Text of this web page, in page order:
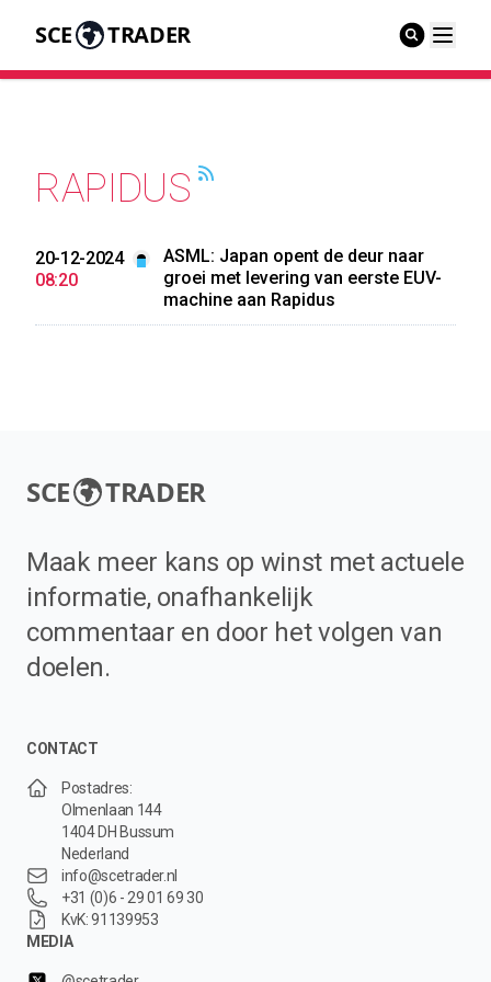
SCE TRADER
RAPIDUS
20-12-2024
08:20
ASML: Japan opent de deur naar
groei met levering van eerste EUV-
machine aan Rapidus
SCE TRADER
Maak meer kans op winst met actuele
informatie, onafhankelijk
commentaar en door het volgen van
doelen.
CONTACT
Postadres:
Olmenlaan 144
1404 DH Bussum
Nederland
info@scetrader.nl
+31 (0)6 - 29 01 69 30
KvK: 91139953
MEDIA